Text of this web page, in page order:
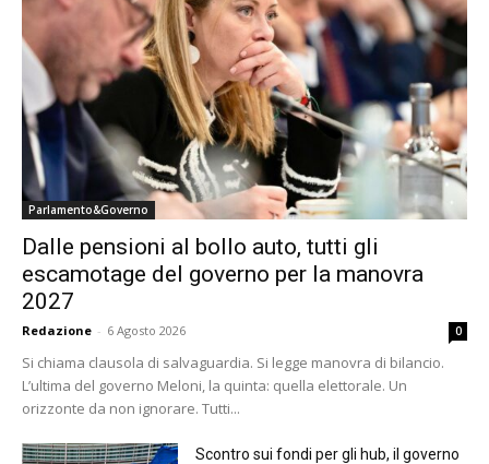
Parlamento&Governo
Dalle pensioni al bollo auto, tutti gli
escamotage del governo per la manovra
2027
Redazione - 6 Agosto 2026 0
Si chiama clausola di salvaguardia. Si legge manovra di bilancio.
L’ultima del governo Meloni, la quinta: quella elettorale. Un
orizzonte da non ignorare. Tutti...
Scontro sui fondi per gli hub, il governo